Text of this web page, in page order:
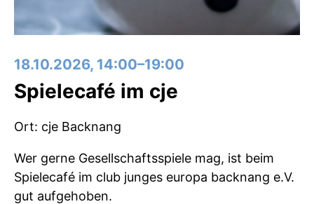
18.10.2026, 14:00–19:00
Spielecafé im cje
Ort: cje Backnang
Wer gerne Gesellschaftsspiele mag, ist beim
Spielecafé im club junges europa backnang e.V.
gut aufgehoben.